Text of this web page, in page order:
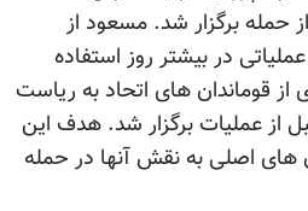
حمله برگزار شد. مسعود از
در بیشتر روز استفاده
قوماندان های اتحاد به ریاست
از عملیات برگزار شد. هدف این
اصلی به نقش آنها در حمله